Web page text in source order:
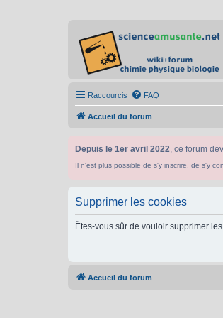
Raccourcis FAQ
Accueil du forum
Depuis le 1er avril 2022, ce forum
Il n'est plus possible de s'y inscrire, de s'y
Supprimer les cookies
Êtes-vous sûr de vouloir supprimer
Accueil du forum